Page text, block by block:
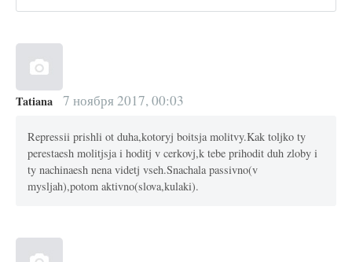
Tatiana 7 ноября 2017, 00:03
Repressii prishli ot duha,kotoryj boitsja molitvy.Kak toljko ty
perestaesh molitjsja i hoditj v cerkovj,k tebe prihodit duh zloby i
ty nachinaesh nena videtj vseh.Snachala passivno(v
mysljah),potom aktivno(slova,kulaki).